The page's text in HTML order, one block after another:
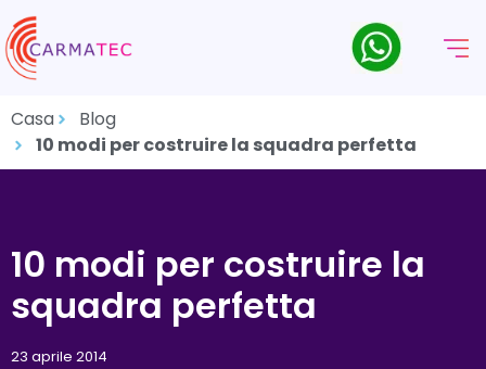
Casa
Blog
10 modi per costruire la squadra perfetta
10 modi per costruire la
squadra perfetta
23 aprile 2014